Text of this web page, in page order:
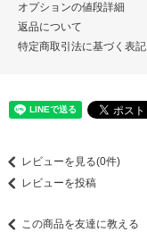
オプションの値段詳細
返品について
特定商取引法に基づく表記
レビューを見る(0件)
レビューを投稿
この商品を友達に教える